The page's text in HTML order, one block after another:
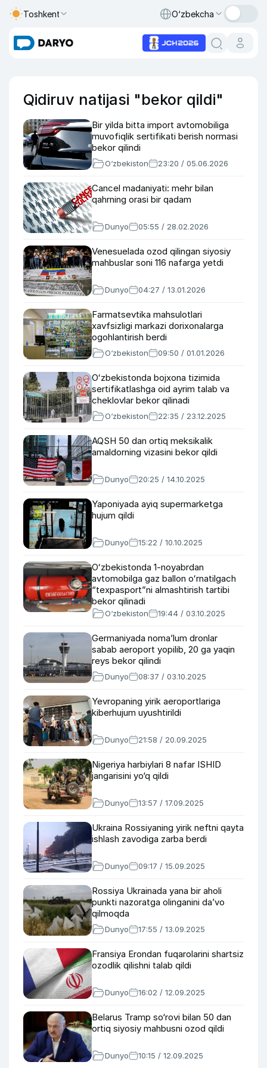
Toshkent O‘zbekcha
Qidiruv natijasi "bekor qildi"
Bir yilda bitta import avtomobiliga
muvofiqlik sertifikati berish normasi
bekor qilindi
O‘zbekiston 23:20 / 05.06.2026
Cancel madaniyati: mehr bilan
qahrning orasi bir qadam
Dunyo 05:55 / 28.02.2026
Venesuelada ozod qilingan siyosiy
mahbuslar soni 116 nafarga yetdi
Dunyo 04:27 / 13.01.2026
Farmatsevtika mahsulotlari
xavfsizligi markazi dorixonalarga
ogohlantirish berdi
O‘zbekiston 09:50 / 01.01.2026
Oʻzbekistonda bojxona tizimida
sertifikatlashga oid ayrim talab va
cheklovlar bekor qilinadi
O‘zbekiston 22:35 / 23.12.2025
AQSH 50 dan ortiq meksikalik
amaldorning vizasini bekor qildi
Dunyo 20:25 / 14.10.2025
Yaponiyada ayiq supermarketga
hujum qildi
Dunyo 15:22 / 10.10.2025
Oʻzbekistonda 1-noyabrdan
avtomobilga gaz ballon oʻrnatilgach
“texpasport”ni almashtirish tartibi
bekor qilinadi
O‘zbekiston 19:44 / 03.10.2025
Germaniyada noma’lum dronlar
sabab aeroport yopilib, 20 ga yaqin
reys bekor qilindi
Dunyo 08:37 / 03.10.2025
Yevropaning yirik aeroportlariga
kiberhujum uyushtirildi
Dunyo 21:58 / 20.09.2025
Nigeriya harbiylari 8 nafar ISHID
jangarisini yo‘q qildi
Dunyo 13:57 / 17.09.2025
Ukraina Rossiyaning yirik neftni qayta
ishlash zavodiga zarba berdi
Dunyo 09:17 / 15.09.2025
Rossiya Ukrainada yana bir aholi
punkti nazoratga olinganini da’vo
qilmoqda
Dunyo 17:55 / 13.09.2025
Fransiya Erondan fuqarolarini shartsiz
ozodlik qilishni talab qildi
Dunyo 16:02 / 12.09.2025
Belarus Tramp so‘rovi bilan 50 dan
ortiq siyosiy mahbusni ozod qildi
Dunyo 10:15 / 12.09.2025